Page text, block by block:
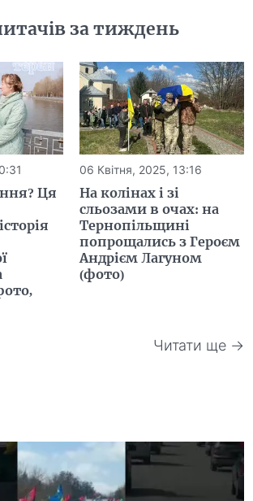
за тиждень
Ця
06 Квітня, 2025, 13:16
На колінах і зі
сльозами в очах: на
Тернопільщині
попрощались з Героєм
Андрієм Лагуном
(фото)
Читати ще →